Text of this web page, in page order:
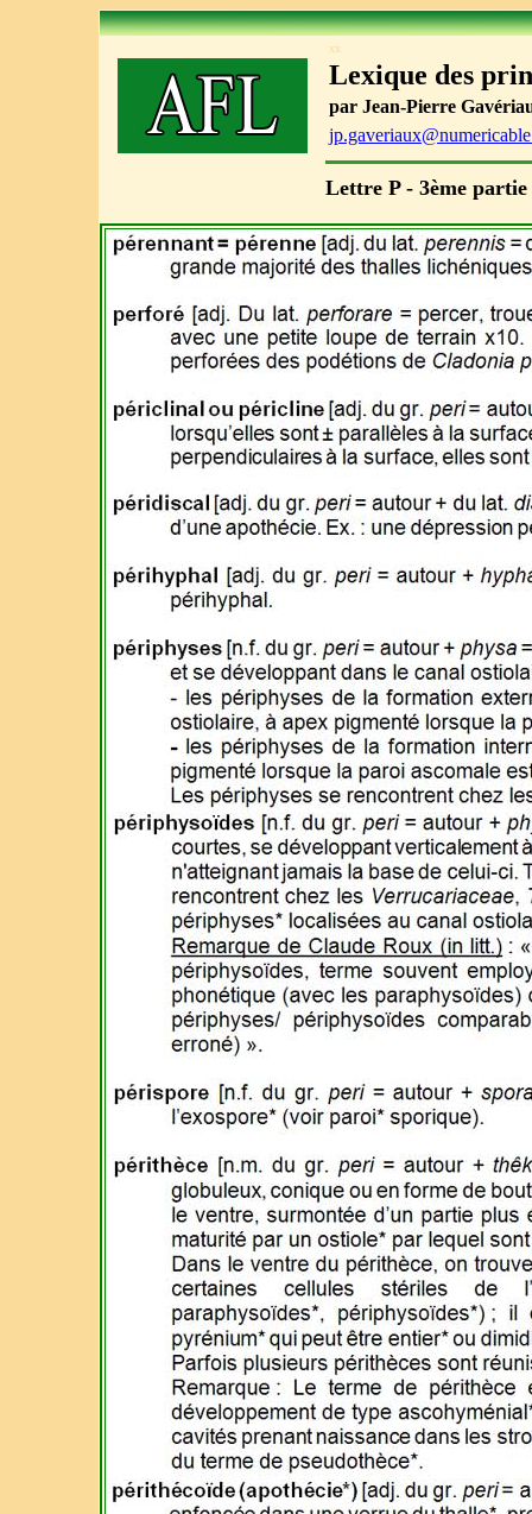
xx
Lexique des
par Jean-Pierre
Lettre P - 3ème